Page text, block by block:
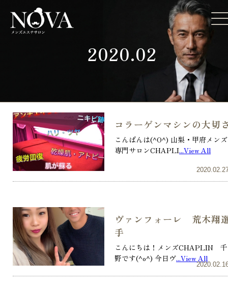
2020.02
コラーゲンマシンの大切
こんばんは(^O^) 山梨・甲府メンズ
専門サロンCHAPLI...View All
ヴァンフォーレ 荒木翔
手
こんにちは！メンズCHAPLIN 千
野です(^o^) 今日ヴ...View All